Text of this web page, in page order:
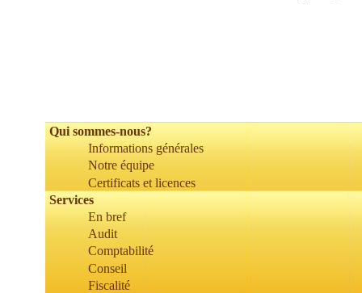
Qui sommes-nous?
Informations générales
Notre équipe
Certificats et licences
Services
En bref
Audit
Comptabilité
Conseil
Fiscalité